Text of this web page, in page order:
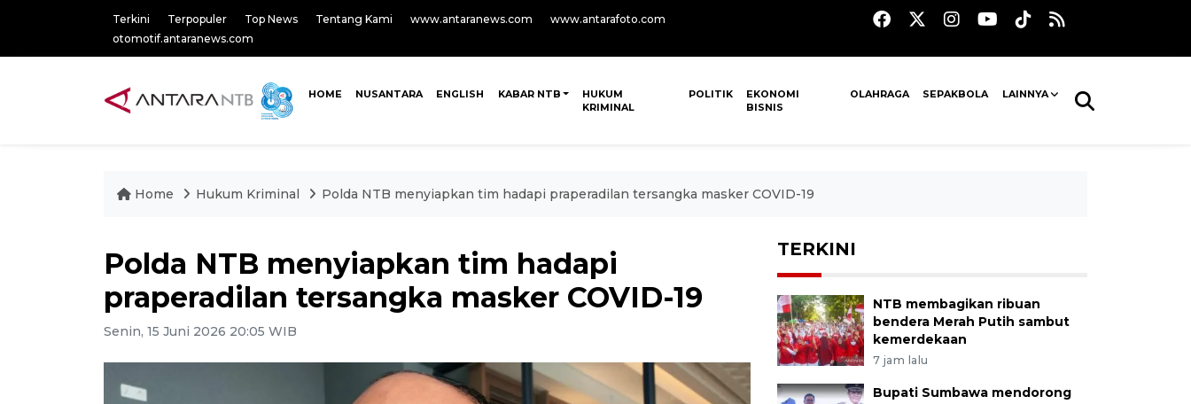
Terkini Terpopuler Top News Tentang Kami www.antaranews.com
www.antarafoto.com
otomotif.antaranews.com
HOME NUSANTARA ENGLISH KABAR NTB
HUKUM
KRIMINAL
POLITIK
EKONOMI
BISNIS
OLAHRAGA SEPAKBOLA LAINNYA
Home Hukum Kriminal Polda NTB menyiapkan tim hadapi praperadilan tersangka masker COVID-19
Polda NTB menyiapkan tim hadapi
praperadilan tersangka masker COVID-19
Senin, 15 Juni 2026 20:05 WIB
TERKINI
NTB membagikan ribuan
bendera Merah Putih sambut
kemerdekaan
7 jam lalu
Bupati Sumbawa mendorong